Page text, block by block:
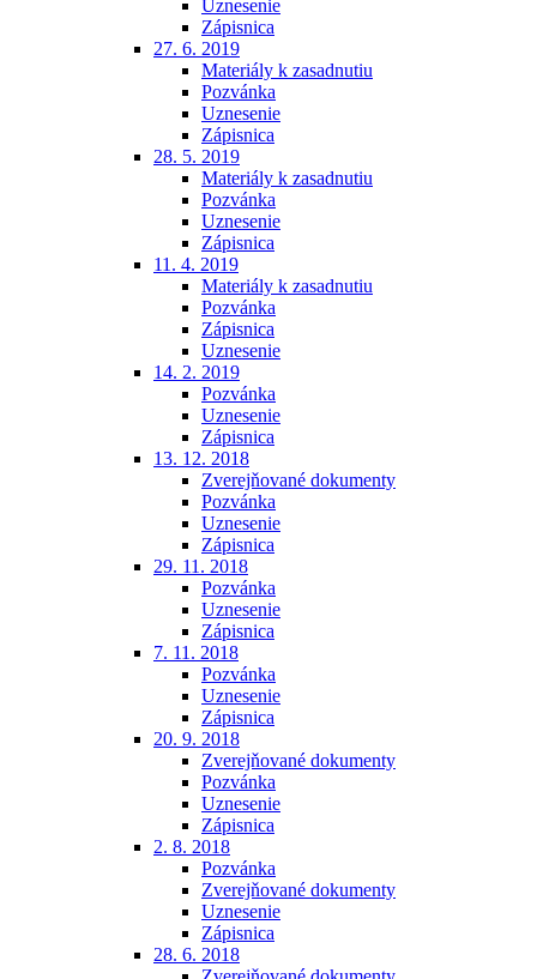
Uznesenie
Zápisnica
27. 6. 2019
Materiály k zasadnutiu
Pozvánka
Uznesenie
Zápisnica
28. 5. 2019
Materiály k zasadnutiu
Pozvánka
Uznesenie
Zápisnica
11. 4. 2019
Materiály k zasadnutiu
Pozvánka
Zápisnica
Uznesenie
14. 2. 2019
Pozvánka
Uznesenie
Zápisnica
13. 12. 2018
Zverejňované dokumenty
Pozvánka
Uznesenie
Zápisnica
29. 11. 2018
Pozvánka
Uznesenie
Zápisnica
7. 11. 2018
Pozvánka
Uznesenie
Zápisnica
20. 9. 2018
Zverejňované dokumenty
Pozvánka
Uznesenie
Zápisnica
2. 8. 2018
Pozvánka
Zverejňované dokumenty
Uznesenie
Zápisnica
28. 6. 2018